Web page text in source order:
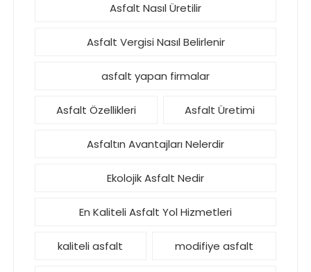
Asfalt Nasıl Üretilir
Asfalt Vergisi Nasıl Belirlenir
asfalt yapan firmalar
Asfalt Özellikleri Asfalt Üretimi
Asfaltın Avantajları Nelerdir
Ekolojik Asfalt Nedir
En Kaliteli Asfalt Yol Hizmetleri
kaliteli asfalt modifiye asfalt